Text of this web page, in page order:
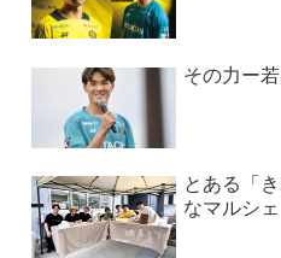
その力ー
とある「
なマルシェ